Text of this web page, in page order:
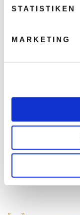
STATISTIKEN
MARKETING